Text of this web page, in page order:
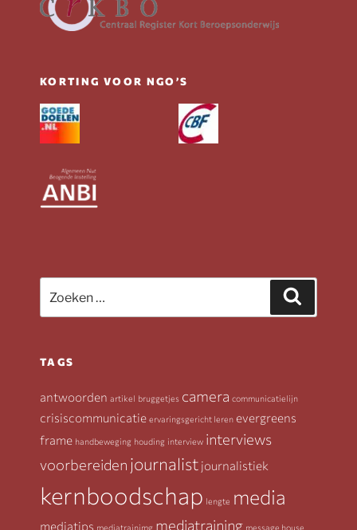
KORTING VOOR NGO’S
naar:
TAGS
antwoorden artikel bruggetjes camera communicatielijn
crisiscommunicatie ervaringsgericht leren evergreens
frame handbeweging houding interview interviews
voorbereiden journalist journalistiek
kernboodschap lengte media
mediatips mediatrainimg mediatraining message house